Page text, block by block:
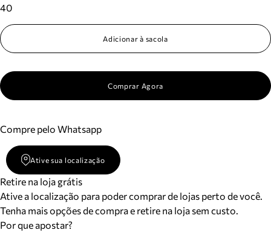
40
Adicionar à sacola
Comprar Agora
Compre pelo Whatsapp
Ative sua localização
Retire na loja grátis
Ative a localização para poder comprar de lojas perto de você.
Tenha mais opções de compra e retire na loja sem custo.
Por que apostar?